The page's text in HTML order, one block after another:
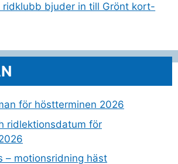
ridklubb bjuder in till Grönt kort-
för höstterminen 2026
ridlektionsdatum för
– motionsridning häst